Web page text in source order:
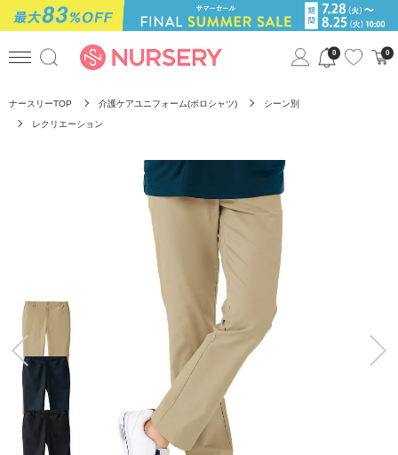
0 0
ナースリーTOP 介護ケアユニフォーム(ポロシャツ) シーン別
レクリエーション